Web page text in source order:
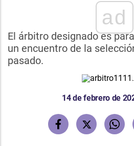
ad
El árbitro designado es
un encuentro de la
pasado.
14 de febrero de